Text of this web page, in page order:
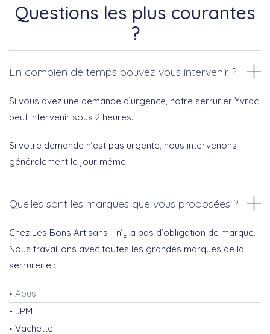
Questions les plus courantes
?
En combien de temps pouvez vous intervenir ?
Si vous avez une demande d’urgence, notre serrurier Yvrac
peut intervenir sous 2 heures.
Si votre demande n’est pas urgente, nous intervenons
généralement le jour même.
Quelles sont les marques que vous proposées ?
Chez Les Bons Artisans il n’y a pas d’obligation de marque.
Nous travaillons avec toutes les grandes marques de la
serrurerie :
Abus
JPM
Vachette